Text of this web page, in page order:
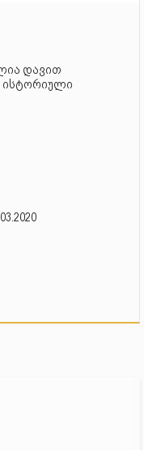
დავით
ისტორიული